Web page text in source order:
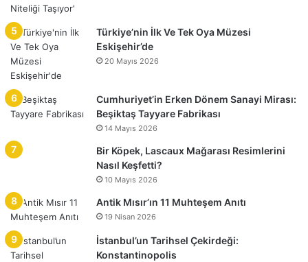
Türkiye’nin İlk Ve Tek Oya Müzesi
Eskişehir’de
20 Mayıs 2026
Cumhuriyet’in Erken Dönem Sanayi Mirası:
Beşiktaş Tayyare Fabrikası
14 Mayıs 2026
Bir Köpek, Lascaux Mağarası Resimlerini
Nasıl Keşfetti?
10 Mayıs 2026
Antik Mısır’ın 11 Muhteşem Anıtı
19 Nisan 2026
İstanbul’un Tarihsel Çekirdeği:
Konstantinopolis